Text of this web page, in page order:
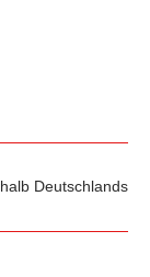
Deutschlands